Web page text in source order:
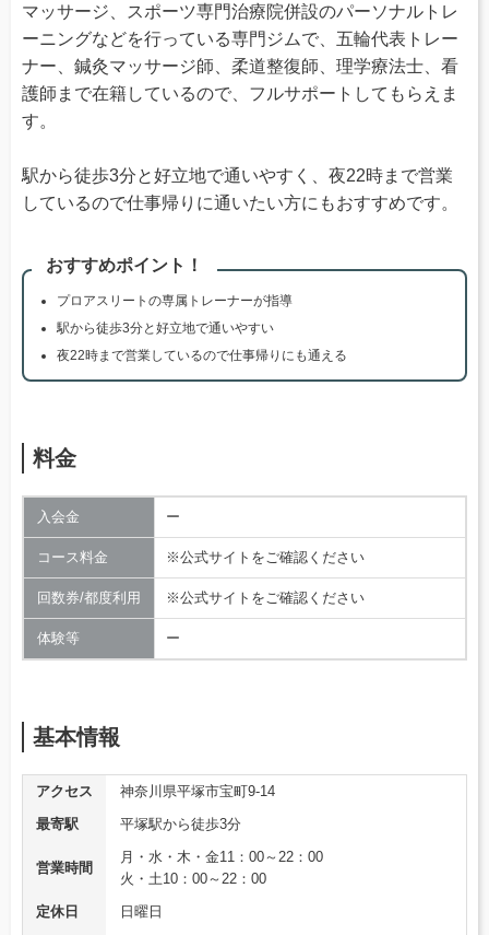
マッサージ、スポーツ専門治療院併設のパーソナルトレ
ーニングなどを行っている専門ジムで、五輪代表トレー
ナー、鍼灸マッサージ師、柔道整復師、理学療法士、看
護師まで在籍しているので、フルサポートしてもらえま
す。
駅から徒歩3分と好立地で通いやすく、夜22時まで営業
しているので仕事帰りに通いたい方にもおすすめです。
おすすめポイント！
プロアスリートの専属トレーナーが指導
駅から徒歩3分と好立地で通いやすい
夜22時まで営業しているので仕事帰りにも通える
料金
入会金 ー
コース料金 ※公式サイトをご確認ください
回数券/都度利用 ※公式サイトをご確認ください
体験等 ー
基本情報
アクセス
神奈川県平塚市宝町9-14
最寄駅
平塚駅から徒歩3分
営業時間
月・水・木・金11：00～22：00
火・土10：00～22：00
定休日
日曜日